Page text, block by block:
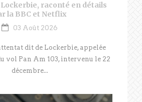
Lockerbie, raconté en détails
la BBC et Netflix
03 Août 2026
dit de Lockerbie, appelée
vol Pan Am 103, intervenu le 22
décembre...